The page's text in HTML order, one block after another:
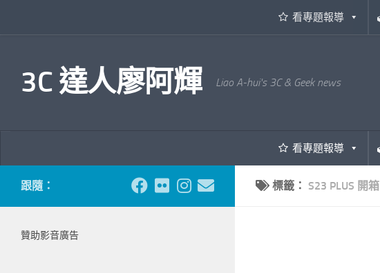
看專題報導
3C 達人廖阿輝 Liao A-hui's 3C & Geek news
看專題報導
標籤： S23 PLUS 開箱
跟隨：
贊助影音廣告